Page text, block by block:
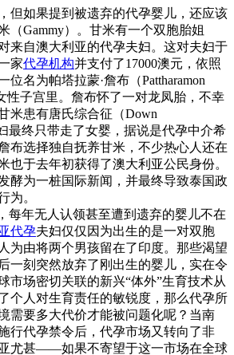
但如果提到被遗弃的代孕婴儿，还应该
（Gammy）。甘米有一个双胞胎姐
来自澳大利亚的代孕夫妇。这对夫妇于
家代孕机构并支付了17000澳元，依照
位名为帕塔拉蒙·詹布（Pattharamon
性子宫里。詹布怀了一对龙凤胎，不幸
米患有唐氏综合征（Down
最终只带走了女婴，据说是代孕中介希
布选择独自抚养甘米，不少热心人还在
也于去年初获得了澳大利亚公民身份。
酵为一桩国际新闻，并最终导致泰国政
为。
每年无人认领甚至遭到遗弃的婴儿不在
代孕夫妇仅仅因为出生的是一对双胞
为由将两个男孩留在了印度。那些渴望
一刻突然放弃了刚出生的婴儿，实在令
市场密切关联的新兴“体外”生育技术从
个人对生育责任的敏锐度，那么代孕所
需要多大代价才能被问题化呢？当南
行代孕禁令后，代孕市场又转向了非
尤甚——如果不寄望于这一市场在全球